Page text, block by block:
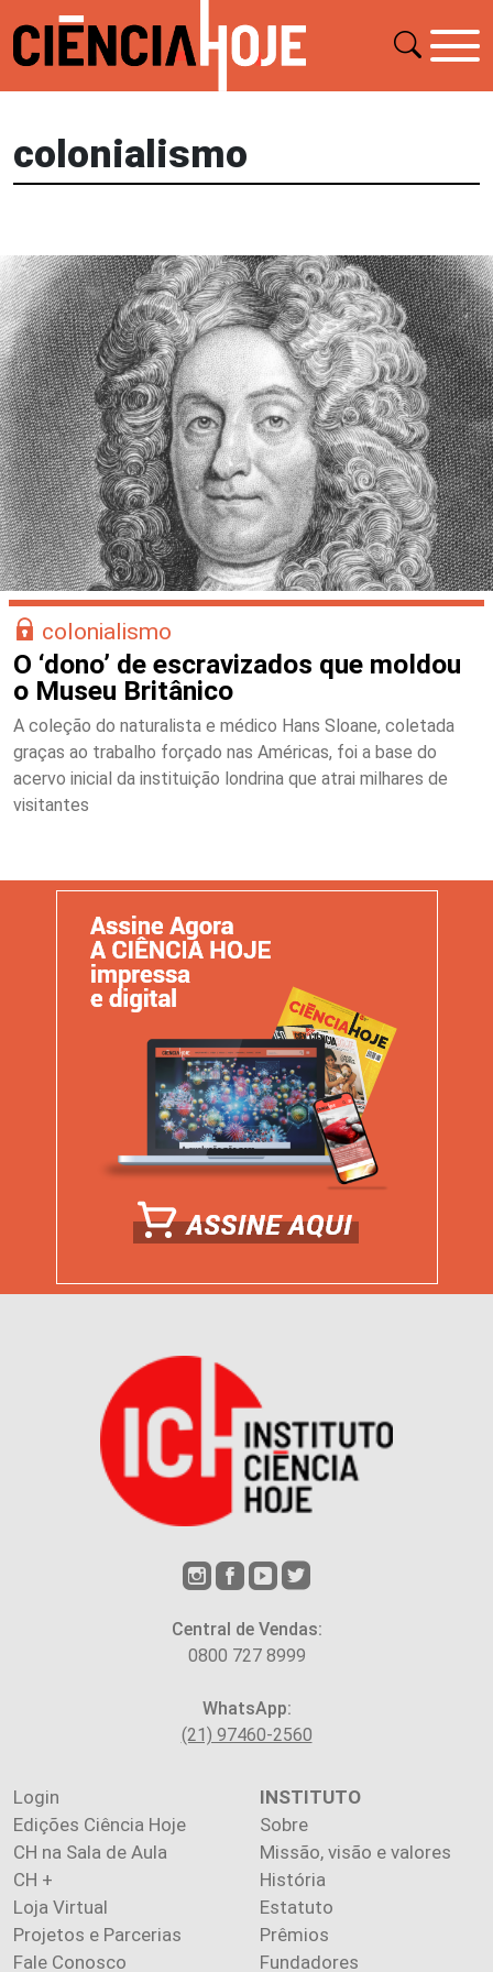
colonialismo
colonialismo
O ‘dono’ de escravizados que moldou
o Museu Britânico
A coleção do naturalista e médico Hans Sloane, coletada
graças ao trabalho forçado nas Américas, foi a base do
acervo inicial da instituição londrina que atrai milhares de
visitantes
Central de Vendas:
0800 727 8999
WhatsApp:
(21) 97460-2560
Login
Edições Ciência Hoje
CH na Sala de Aula
CH +
Loja Virtual
Projetos e Parcerias
Fale Conosco
INSTITUTO
Sobre
Missão, visão e valores
História
Estatuto
Prêmios
Fundadores